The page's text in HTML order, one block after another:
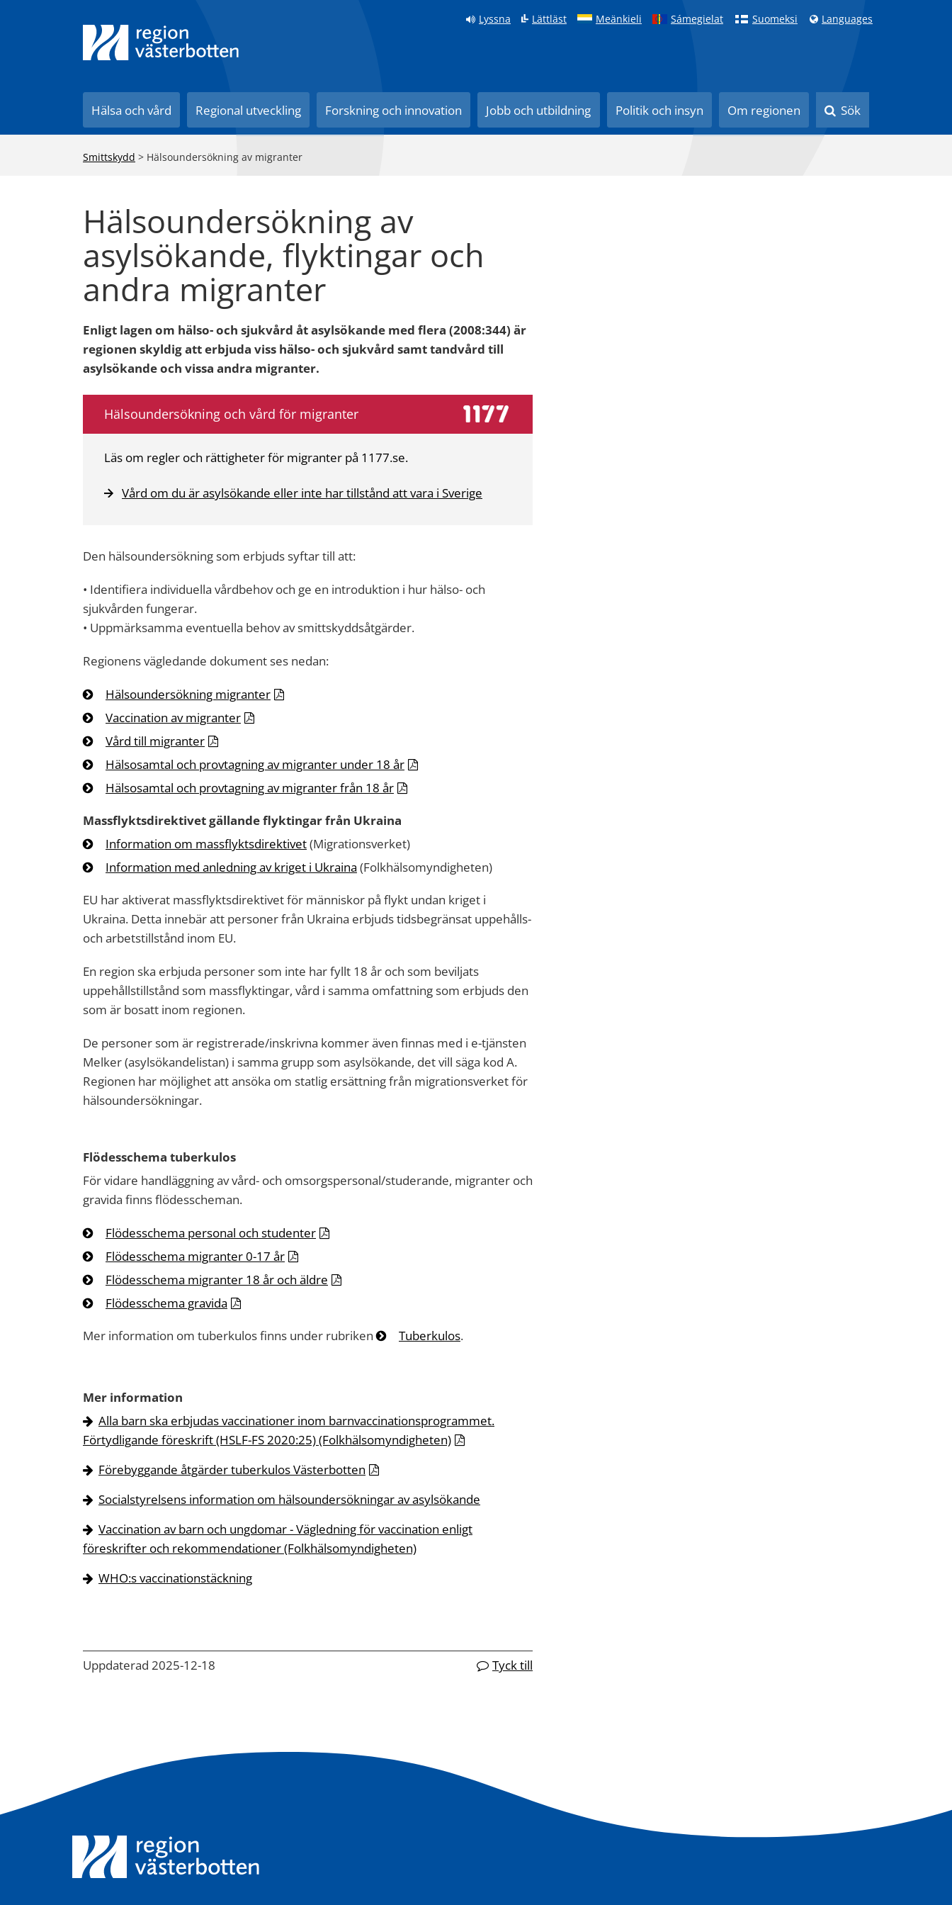
Lyssna Lättläst Meänkieli Sámegielat Suomeksi Languages
Hälsa och vård Regional utveckling Forskning och innovation Jobb och utbildning Politik och insyn Om regionen Sök
Smittskydd > Hälsoundersökning av migranter
Hälsoundersökning av
asylsökande, flyktingar och
andra migranter
Enligt lagen om hälso- och sjukvård åt asylsökande med flera (2008:344) är
regionen skyldig att erbjuda viss hälso- och sjukvård samt tandvård till
asylsökande och vissa andra migranter.
Hälsoundersökning och vård för migranter
Läs om regler och rättigheter för migranter på 1177.se.
Vård om du är asylsökande eller inte har tillstånd att vara i Sverige
Den hälsoundersökning som erbjuds syftar till att:
• Identifiera individuella vårdbehov och ge en introduktion i hur hälso- och
sjukvården fungerar.
• Uppmärksamma eventuella behov av smittskyddsåtgärder.
Regionens vägledande dokument ses nedan:
Hälsoundersökning migranter
Vaccination av migranter
Vård till migranter
Hälsosamtal och provtagning av migranter under 18 år
Hälsosamtal och provtagning av migranter från 18 år
Massflyktsdirektivet gällande flyktingar från Ukraina
Information om massflyktsdirektivet(Migrationsverket)
Information med anledning av kriget i Ukraina (Folkhälsomyndigheten)
EU har aktiverat massflyktsdirektivet för människor på flykt undan kriget i
Ukraina. Detta innebär att personer från Ukraina erbjuds tidsbegränsat uppehålls-
och arbetstillstånd inom EU.
En region ska erbjuda personer som inte har fyllt 18 år och som beviljats
uppehållstillstånd som massflyktingar, vård i samma omfattning som erbjuds den
som är bosatt inom regionen.
De personer som är registrerade/inskrivna kommer även finnas med i e-tjänsten
Melker (asylsökandelistan) i samma grupp som asylsökande, det vill säga kod A.
Regionen har möjlighet att ansöka om statlig ersättning från migrationsverket för
hälsoundersökningar.
Flödesschema tuberkulos
För vidare handläggning av vård- och omsorgspersonal/studerande, migranter och
gravida finns flödesscheman.
Flödesschema personal och studenter
Flödesschema migranter 0-17 år
Flödesschema migranter 18 år och äldre
Flödesschema gravida
Mer information om tuberkulos finns under rubriken
Tuberkulos.
Mer information
Alla barn ska erbjudas vaccinationer inom barnvaccinationsprogrammet.
Förtydligande föreskrift (HSLF-FS 2020:25) (Folkhälsomyndigheten)
Förebyggande åtgärder tuberkulos Västerbotten
Socialstyrelsens information om hälsoundersökningar av asylsökande
Vaccination av barn och ungdomar - Vägledning för vaccination enligt
föreskrifter och rekommendationer (Folkhälsomyndigheten)
WHO:s vaccinationstäckning
Uppdaterad 2025-12-18 Tyck till